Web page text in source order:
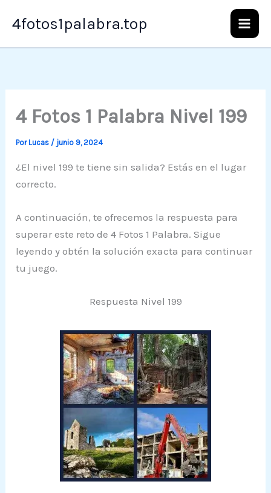
4fotos1palabra.top
4 Fotos 1 Palabra Nivel 199
PorLucas / junio 9, 2024
¿El nivel 199 te tiene sin salida? Estás en el lugar
correcto.
A continuación, te ofrecemos la respuesta para
superar este reto de 4 Fotos 1 Palabra. Sigue
leyendo y obtén la solución exacta para continuar
tu juego.
Respuesta Nivel 199